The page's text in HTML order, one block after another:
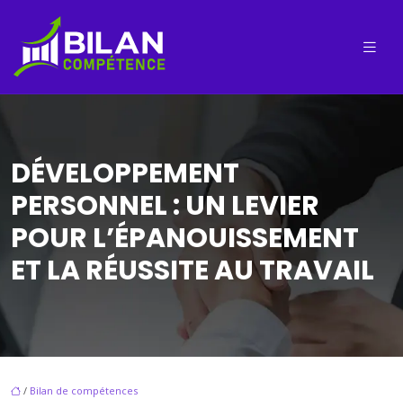
DÉVELOPPEMENT
PERSONNEL : UN LEVIER
POUR L’ÉPANOUISSEMENT
ET LA RÉUSSITE AU TRAVAIL
/ Bilan de compétences